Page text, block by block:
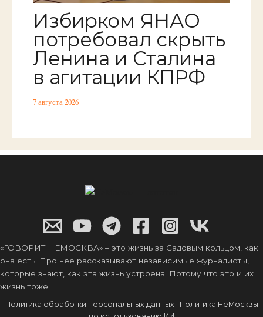
Избирком ЯНАО
потребовал скрыть
Ленина и Сталина
в агитации КПРФ
7 августа 2026
«ГОВОРИТ НЕМОСКВА» – это жизнь за Садовым кольцом, как
она есть. Про нее рассказывают независимые журналисты,
которые знают, как эта жизнь устроена. Потому что это и их
жизнь тоже.
Политика обработки персональных данных · Политика НеМосквы